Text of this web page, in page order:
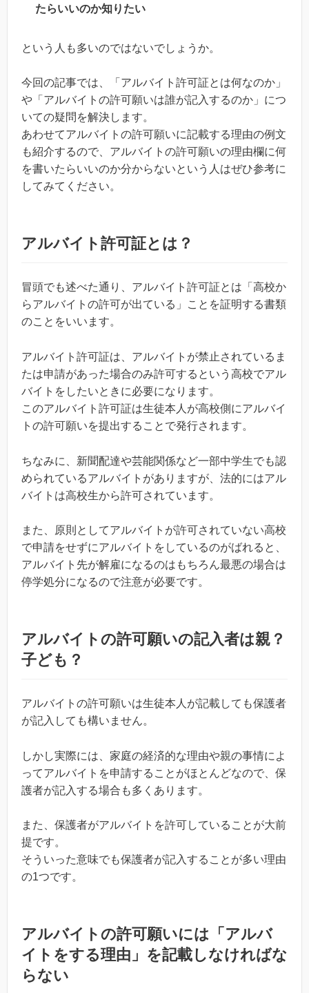
たらいいのか知りたい
という人も多いのではないでしょうか。
今回の記事では、「アルバイト許可証とは何なのか」
や「アルバイトの許可願いは誰が記入するのか」につ
いての疑問を解決します。
あわせてアルバイトの許可願いに記載する理由の例文
も紹介するので、アルバイトの許可願いの理由欄に何
を書いたらいいのか分からないという人はぜひ参考に
してみてください。
アルバイト許可証とは？
冒頭でも述べた通り、アルバイト許可証とは「高校か
らアルバイトの許可が出ている」ことを証明する書類
のことをいいます。
アルバイト許可証は、アルバイトが禁止されているま
たは申請があった場合のみ許可するという高校でアル
バイトをしたいときに必要になります。
このアルバイト許可証は生徒本人が高校側にアルバイ
トの許可願いを提出することで発行されます。
ちなみに、新聞配達や芸能関係など一部中学生でも認
められているアルバイトがありますが、法的にはアル
バイトは高校生から許可されています。
また、原則としてアルバイトが許可されていない高校
で申請をせずにアルバイトをしているのがばれると、
アルバイト先が解雇になるのはもちろん最悪の場合は
停学処分になるので注意が必要です。
アルバイトの許可願いの記入者は親？
子ども？
アルバイトの許可願いは生徒本人が記載しても保護者
が記入しても構いません。
しかし実際には、家庭の経済的な理由や親の事情によ
ってアルバイトを申請することがほとんどなので、保
護者が記入する場合も多くあります。
また、保護者がアルバイトを許可していることが大前
提です。
そういった意味でも保護者が記入することが多い理由
の1つです。
アルバイトの許可願いには「アルバ
イトをする理由」を記載しなければな
らない